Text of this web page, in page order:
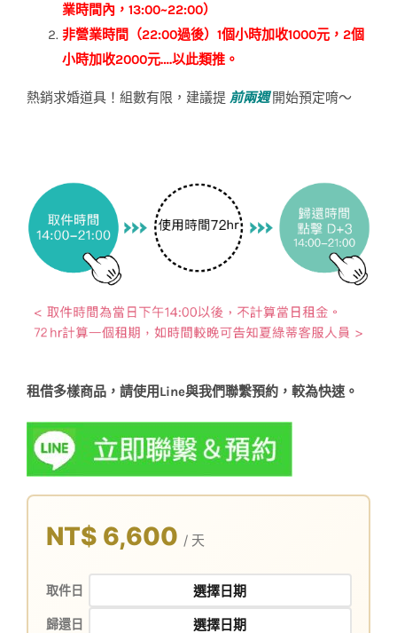
業時間內，13:00~22:00）
非營業時間（22:00過後）1個小時加收1000元，2個
小時加收2000元….以此類推。
熱銷求婚道具！組數有限，建議提 前兩週 開始預定唷～
租借多樣商品，請使用Line與我們聯繫預約，較為快速。
NT$ 6,600 / 天
取件日
歸還日